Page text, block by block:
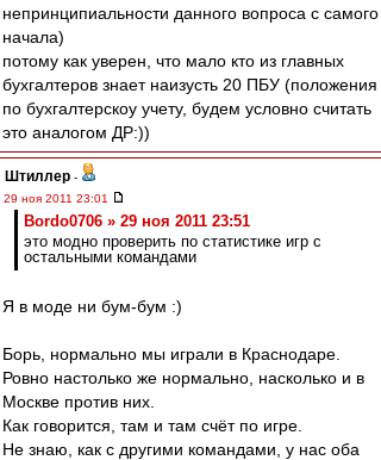
непринципиальности данного вопроса с самого
начала)
потому как уверен, что мало кто из главных
бухгалтеров знает наизусть 20 ПБУ (положения
по бухгалтерскоу учету, будем условно считать
это аналогом ДР:))
Штиллер -
29 ноя 2011 23:01
Bordo0706 » 29 ноя 2011 23:51
это модно проверить по статистике игр с
остальными командами
Я в моде ни бум-бум :)
Борь, нормально мы играли в Краснодаре.
Ровно настолько же нормально, насколько и в
Москве против них.
Как говорится, там и там счёт по игре.
Не знаю, как с другими командами, у нас оба